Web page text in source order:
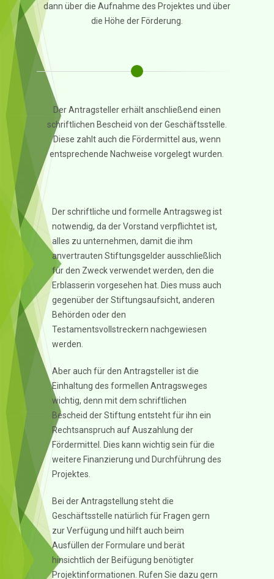
dann über die Aufnahme des Projektes und über
die Höhe der Förderung.
Der Antragsteller erhält anschließend einen
schriftlichen Bescheid von der Geschäftsstelle.
Diese zahlt auch die Fördermittel aus, wenn
entsprechende Nachweise vorgelegt wurden.
Der schriftliche und formelle Antragsweg ist
notwendig, da der Vorstand verpflichtet ist,
alles zu unternehmen, damit die ihm
anvertrauten Stiftungsgelder ausschließlich
für den Zweck verwendet werden, den die
Erblasserin vorgesehen hat. Dies muss auch
gegenüber der Stiftungsaufsicht, anderen
Behörden oder den
Testamentsvollstreckern nachgewiesen
werden.
Aber auch für den Antragsteller ist die
Einhaltung des formellen Antragsweges
wichtig, denn mit dem schriftlichen
Bescheid der Stiftung entsteht für ihn ein
Rechtsanspruch auf Auszahlung der
Fördermittel. Dies kann wichtig sein für die
weitere Finanzierung und Durchführung des
Projektes.
Bei der Antragstellung steht die
Geschäftsstelle natürlich für Fragen gern
zur Verfügung und hilft auch beim
Ausfüllen der Formulare und berät
hinsichtlich der Beifügung benötigter
Projektinformationen. Rufen Sie dazu gern